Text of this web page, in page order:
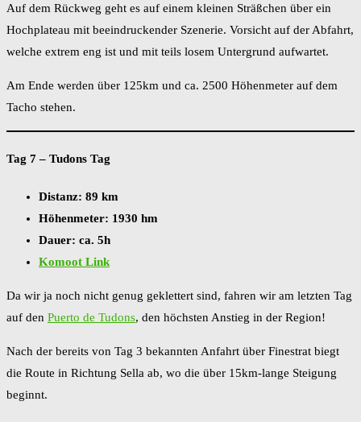
Auf dem Rückweg geht es auf einem kleinen Sträßchen über ein
Hochplateau mit beeindruckender Szenerie. Vorsicht auf der Abfahrt,
welche extrem eng ist und mit teils losem Untergrund aufwartet.
Am Ende werden über 125km und ca. 2500 Höhenmeter auf dem
Tacho stehen.
Tag 7 – Tudons Tag
Distanz: 89 km
Höhenmeter: 1930 hm
Dauer: ca. 5h
Komoot Link
Da wir ja noch nicht genug geklettert sind, fahren wir am letzten Tag
auf den Puerto de Tudons, den höchsten Anstieg in der Region!
Nach der bereits von Tag 3 bekannten Anfahrt über Finestrat biegt
die Route in Richtung Sella ab, wo die über 15km-lange Steigung
beginnt.